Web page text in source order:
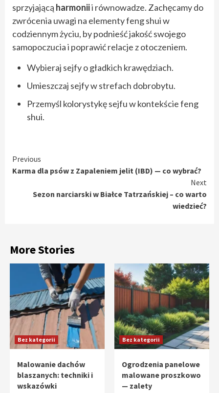
sprzyjającą harmoniii równowadze. Zachęcamy do
zwrócenia uwagi na elementy feng shui w
codziennym życiu, by podnieść jakość swojego
samopoczucia i poprawić relacje z otoczeniem.
Wybieraj sejfy o gładkich krawędziach.
Umieszczaj sejfy w strefach dobrobytu.
Przemyśl kolorystykę sejfu w kontekście feng
shui.
Continue
Reading
Previous
Karma dla psów z Zapaleniem jelit (IBD) — co wybrać?
Next
Sezon narciarski w Białce Tatrzańskiej – co warto
wiedzieć?
More Stories
Bez kategorii
Malowanie dachów
blaszanych: techniki i
wskazówki
Bez kategorii
Ogrodzenia panelowe
malowane proszkowo
— zalety